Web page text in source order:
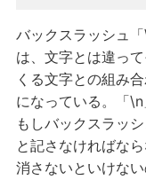
バックスラッシュ
は、文字とは違っ
くる文字との組み
になっている。「\n
もしバックスラッ
と記さなければな
消さないといけない